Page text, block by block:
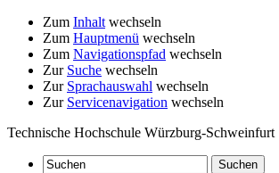
Zum Inhalt wechseln
Zum Hauptmenü wechseln
Zum Navigationspfad wechseln
Zur Suche wechseln
Zur Sprachauswahl wechseln
Zur Servicenavigation wechseln
Technische Hochschule Würzburg-Schweinfurt